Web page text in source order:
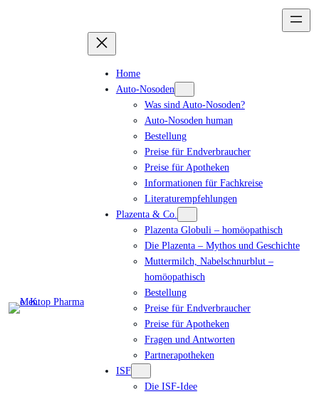
Home
Auto-Nosoden
Was sind Auto-Nosoden?
Auto-Nosoden human
Bestellung
Preise für Endverbraucher
Preise für Apotheken
Informationen für Fachkreise
Literaturempfehlungen
Plazenta & Co.
Plazenta Globuli – homöopathisch
Die Plazenta – Mythos und Geschichte
Muttermilch, Nabelschnurblut –
homöopathisch
Bestellung
Preise für Endverbraucher
Preise für Apotheken
Fragen und Antworten
Partnerapotheken
ISF
Die ISF-Idee